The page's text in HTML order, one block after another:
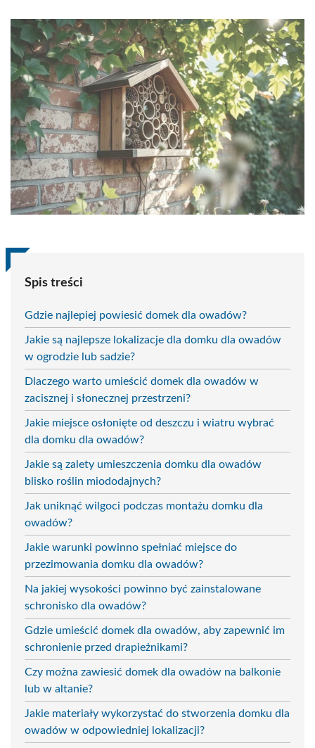
Spis treści
Gdzie najlepiej powiesić domek dla owadów?
Jakie są najlepsze lokalizacje dla domku dla owadów
w ogrodzie lub sadzie?
Dlaczego warto umieścić domek dla owadów w
zacisznej i słonecznej przestrzeni?
Jakie miejsce osłonięte od deszczu i wiatru wybrać
dla domku dla owadów?
Jakie są zalety umieszczenia domku dla owadów
blisko roślin miododajnych?
Jak uniknąć wilgoci podczas montażu domku dla
owadów?
Jakie warunki powinno spełniać miejsce do
przezimowania domku dla owadów?
Na jakiej wysokości powinno być zainstalowane
schronisko dla owadów?
Gdzie umieścić domek dla owadów, aby zapewnić im
schronienie przed drapieżnikami?
Czy można zawiesić domek dla owadów na balkonie
lub w altanie?
Jakie materiały wykorzystać do stworzenia domku dla
owadów w odpowiedniej lokalizacji?